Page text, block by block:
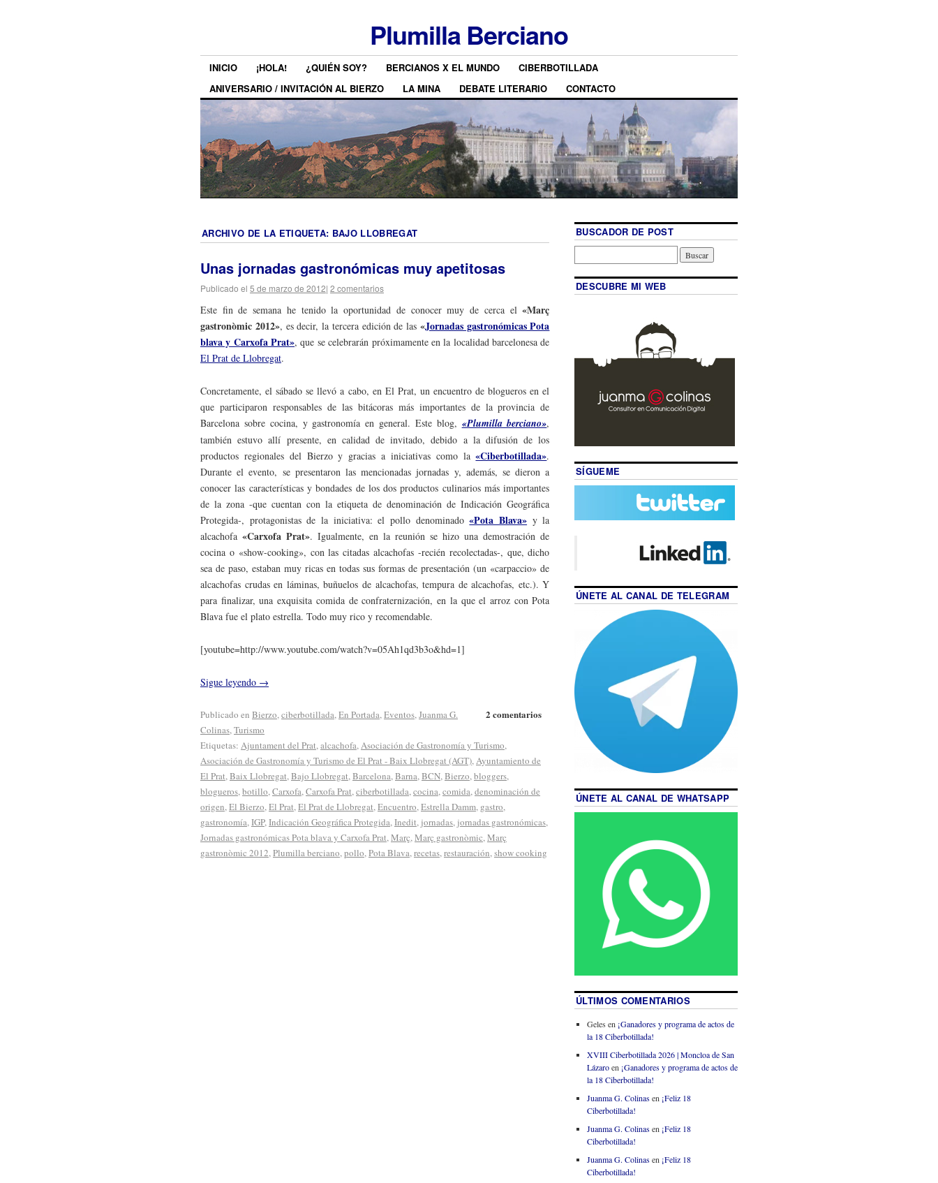
Plumilla Berciano
INICIO ¡HOLA! ¿QUIÉN SOY? BERCIANOS X EL MUNDO
CIBERBOTILLADA
ANIVERSARIO / INVITACIÓN AL BIERZO
LA MINA DEBATE LITERARIO CONTACTO
ARCHIVO DE LA ETIQUETA: BAJO LLOBREGAT
Unas jornadas gastronómicas muy apetitosas
Publicado el 5 de marzo de 2012| 2 comentarios
Este fin de semana he tenido la oportunidad de conocer muy de cerca el«Març
gastronòmic 2012», es decir, la tercera edición de las «Jornadas gastronómicas Pota
blava y Carxofa Prat», que se celebrarán próximamente en la localidad barcelonesa de
El Prat de Llobregat.
Concretamente, el sábado se llevó a cabo, en El Prat, un encuentro de blogueros en el
que participaron responsables de las bitácoras más importantes de la provincia de
Barcelona sobre cocina, y gastronomía en general. Este blog, «Plumilla berciano»,
también estuvo allí presente, en calidad de invitado, debido a la difusión de los
productos regionales del Bierzo y gracias a iniciativas como la«Ciberbotillada».
Durante el evento, se presentaron las mencionadas jornadas y, además, se dieron a
conocer las características y bondades de los dos productos culinarios más importantes
de la zona -que cuentan con la etiqueta de denominación de Indicación Geográfica
Protegida-, protagonistas de la iniciativa: el pollo denominado«Pota Blava» y la
alcachofa«Carxofa Prat». Igualmente, en la reunión se hizo una demostración de
cocina o «show-cooking», con las citadas alcachofas -recién recolectadas-, que, dicho
sea de paso, estaban muy ricas en todas sus formas de presentación (un «carpaccio» de
alcachofas crudas en láminas, buñuelos de alcachofas, tempura de alcachofas, etc.). Y
para finalizar, una exquisita comida de confraternización, en la que el arroz con Pota
Blava fue el plato estrella. Todo muy rico y recomendable.
[youtube=http://www.youtube.com/watch?v=05Ah1qd3b3o&hd=1]
Sigue leyendo →
2 comentarios
Publicado en Bierzo, ciberbotillada, En Portada, Eventos, Juanma G.
Colinas, Turismo
Etiquetas: Ajuntament del Prat, alcachofa, Asociación de Gastronomía y Turismo,
Asociación de Gastronomía y Turismo de El Prat - Baix Llobregat (AGT), Ayuntamiento de
El Prat, Baix Llobregat, Bajo Llobregat, Barcelona, Barna, BCN, Bierzo, bloggers,
blogueros, botillo, Carxofa, Carxofa Prat, ciberbotillada, cocina, comida, denominación de
origen, El Bierzo, El Prat, El Prat de Llobregat, Encuentro, Estrella Damm, gastro,
gastronomía, IGP, Indicación Geográfica Protegida, Inedit, jornadas, jornadas gastronómicas,
Jornadas gastronómicas Pota blava y Carxofa Prat, Març, Març gastronòmic, Març
gastronòmic 2012, Plumilla berciano, pollo, Pota Blava, recetas, restauración, show cooking
BUSCADOR DE POST
DESCUBRE MI WEB
SÍGUEME
ÚNETE AL CANAL DE TELEGRAM
ÚNETE AL CANAL DE WHATSAPP
ÚLTIMOS COMENTARIOS
Geles en ¡Ganadores y programa de actos de
la 18 Ciberbotillada!
XVIII Ciberbotillada 2026 | Moncloa de San
Lázaroen ¡Ganadores y programa de actos de
la 18 Ciberbotillada!
Juanma G. Colinasen ¡Feliz 18
Ciberbotillada!
Juanma G. Colinasen ¡Feliz 18
Ciberbotillada!
Juanma G. Colinasen ¡Feliz 18
Ciberbotillada!